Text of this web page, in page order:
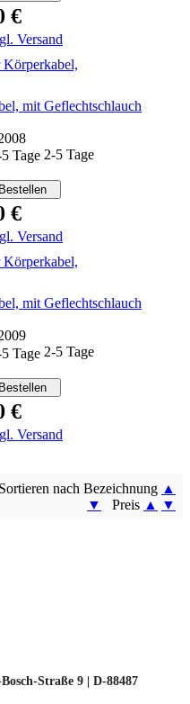
€
Versand
mit Geflechtschlauch
2-5 Tage
€
Versand
mit Geflechtschlauch
2-5 Tage
€
Versand
Sortieren nach Bezeichnung ▲
▼
Preis ▲ ▼
Straße 9 | D-88487